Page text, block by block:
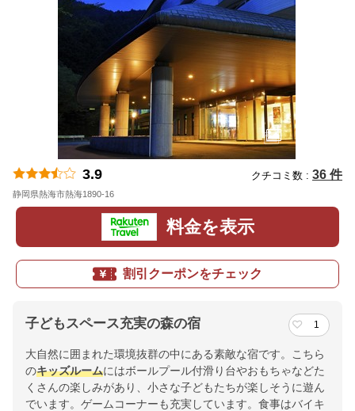
3.9 クチコミ数 : 36 件
静岡県熱海市熱海1890-16
料金を表示
割引クーポンをチェック
子どもスペース充実の森の宿 1
大自然に囲まれた環境抜群の中にある素敵な宿です。こちら
のキッズルームにはボールプール付滑り台やおもちゃなどた
くさんの楽しみがあり、小さな子どもたちが楽しそうに遊ん
でいます。ゲームコーナーも充実しています。食事はバイキ